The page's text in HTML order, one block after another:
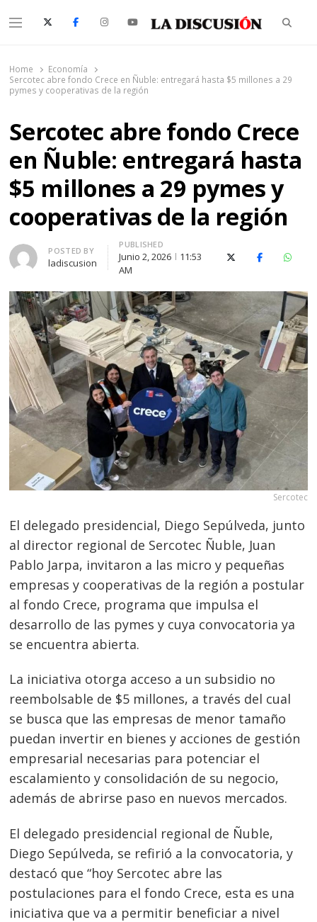
Menu
Home
Economía
Sercotec abre fondo Crece en Ñuble: entregará hasta $5 millones a 29
pymes y cooperativas de la región
Sercotec abre fondo Crece
en Ñuble: entregará hasta
$5 millones a 29 pymes y
cooperativas de la región
Author
POSTED BY
ladiscusion
PUBLISHED
Junio 2, 2026
11:53
AM
X (Twitter)Facebook
Sercotec
El delegado presidencial, Diego Sepúlveda, junto
al director regional de Sercotec Ñuble, Juan
Pablo Jarpa, invitaron a las micro y pequeñas
empresas y cooperativas de la región a postular
al fondo Crece, programa que impulsa el
desarrollo de las pymes y cuya convocatoria ya
se encuentra abierta.
La iniciativa otorga acceso a un subsidio no
reembolsable de $5 millones, a través del cual
se busca que las empresas de menor tamaño
puedan invertir en bienes y acciones de gestión
empresarial necesarias para potenciar el
escalamiento y consolidación de su negocio,
además de abrirse paso en nuevos mercados.
El delegado presidencial regional de Ñuble,
Diego Sepúlveda, se refirió a la convocatoria, y
destacó que “hoy Sercotec abre las
postulaciones para el fondo Crece, esta es una
iniciativa que va a permitir beneficiar a nivel